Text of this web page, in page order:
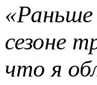
«Раньше
сезоне
что я